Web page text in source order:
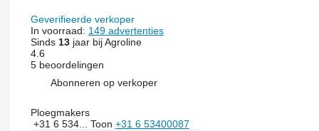
Geverifieerde verkoper
In voorraad: 149 advertenties
Sinds 13jaar bij Agroline
4.6
5 beoordelingen
Abonneren op verkoper
Ploegmakers
+31 6 534... Toon +31 6 53400087